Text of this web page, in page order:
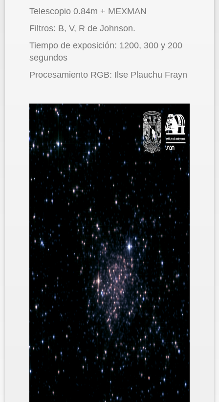
Telescopio 0.84m + MEXMAN
Filtros: B, V, R de Johnson.
Tiempo de exposición: 1200, 300 y 200
segundos
Procesamiento RGB: Ilse Plauchu Frayn